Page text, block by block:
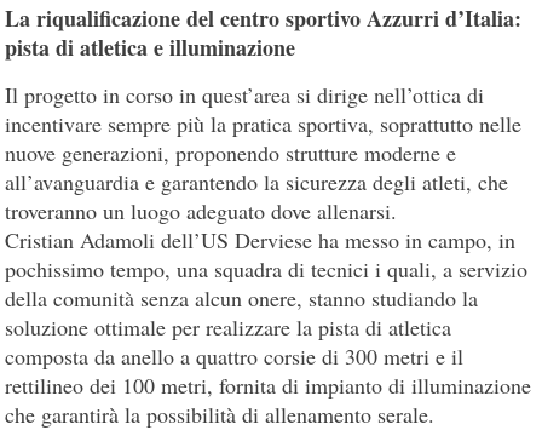
La riqualificazione del centro sportivo Azzurri d’Italia:
pista di atletica e illuminazione
Il progetto in corso in quest’area si dirige nell’ottica di
incentivare sempre più la pratica sportiva, soprattutto nelle
nuove generazioni, proponendo strutture moderne e
all’avanguardia e garantendo la sicurezza degli atleti, che
troveranno un luogo adeguato dove allenarsi.
Cristian Adamoli dell’US Derviese ha messo in campo, in
pochissimo tempo, una squadra di tecnici i quali, a servizio
della comunità senza alcun onere, stanno studiando la
soluzione ottimale per realizzare la pista di atletica
composta da anello a quattro corsie di 300 metri e il
rettilineo dei 100 metri, fornita di impianto di illuminazione
che garantirà la possibilità di allenamento serale.